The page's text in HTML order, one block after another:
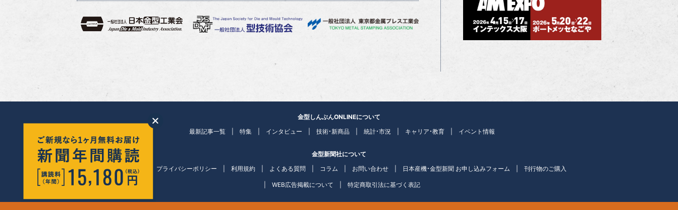
金型しんぶんONLINEについて
最新記事一覧
特集 インタビュー 技術・新商品 統計・市況 キャリア・教育 イベント情報
金型新聞社について
会社紹介
プライバシーポリシー 利用規約 よくある質問 コラム お問い合わせ 日本産機・金型新聞 お申し込みフォーム 刊行物のご購入
WEB広告掲載について 特定商取引法に基づく表記